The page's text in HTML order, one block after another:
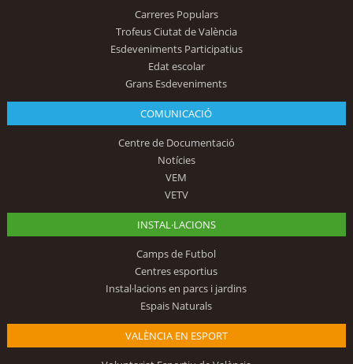
Carreres Populars
Trofeus Ciutat de València
Esdeveniments Participatius
Edat escolar
Grans Esdeveniments
COMUNICACIÓ
Centre de Documentació
Notícies
VEM
VETV
INSTAL·LACIONS
Camps de Futbol
Centres esportius
Instal·lacions en parcs i jardins
Espais Naturals
VALÈNCIA EN ESPORT